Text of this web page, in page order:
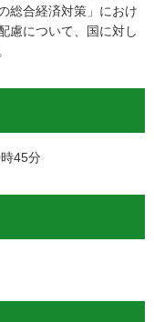
総合経済対策」におけ
慮について、国に対し
45分